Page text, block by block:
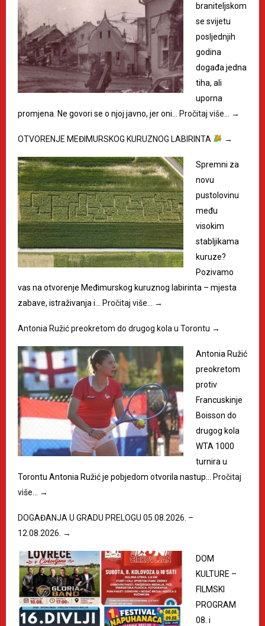
braniteljskom
se svijetu
posljednjih
godina
događa jedna
tiha, ali
uporna
promjena. Ne govori se o njoj javno, jer oni…
Pročitaj više… →
OTVORENJE MEĐIMURSKOG KURUZNOG LABIRINTA →
Spremni za
novu
pustolovinu
među
visokim
stabljikama
kuruze?
Pozivamo
vas na otvorenje Međimurskog kuruznog labirinta – mjesta
zabave, istraživanja i…
Pročitaj više… →
Antonia Ružić preokretom do drugog kola u Torontu →
Antonia Ružić
preokretom
protiv
Francuskinje
Boisson do
drugog kola
WTA 1000
turnira u
Torontu Antonia Ružić je pobjedom otvorila nastup…
Pročitaj
više…
→
DOGAĐANJA U GRADU PRELOGU 05.08.2026. –
12.08.2026. →
DOM
KULTURE –
FILMSKI
PROGRAM
08. i